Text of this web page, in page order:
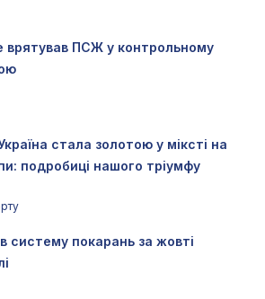
врятував ПСЖ у контрольному
стала золотою у міксті на
подробиці нашого тріумфу
систему покарань за жовті